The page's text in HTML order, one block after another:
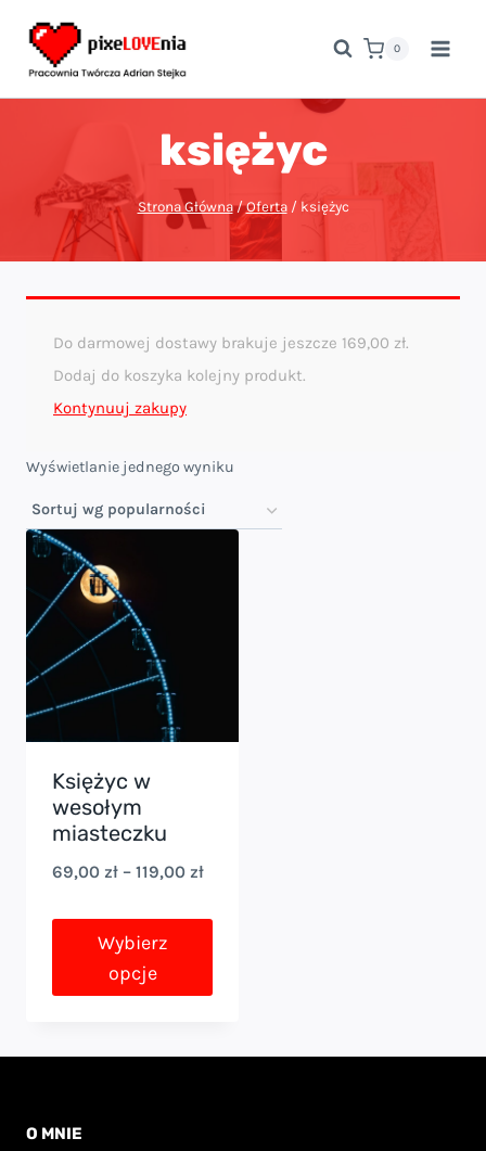
0
księżyc
Strona Główna / Oferta / księżyc
Do darmowej dostawy brakuje jeszcze 169,00 zł.
Dodaj do koszyka kolejny produkt.
Kontynuuj zakupy
Wyświetlanie jednego wyniku
Księżyc w
wesołym
miasteczku
69,00 zł – 119,00 złZakres
Wybierz
opcje
O MNIE